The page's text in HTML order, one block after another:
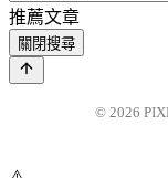
推薦文章
關閉搜尋
© 2026